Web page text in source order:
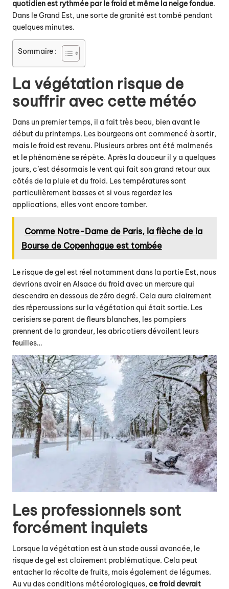
quotidien est rythmée par le froid et même la neige fondue.
Dans le Grand Est, une sorte de granité est tombé pendant
quelques minutes.
Sommaire :
La végétation risque de
souffrir avec cette météo
Dans un premier temps, il a fait très beau, bien avant le
début du printemps. Les bourgeons ont commencé à sortir,
mais le froid est revenu. Plusieurs arbres ont été malmenés
et le phénomène se répète. Après la douceur il y a quelques
jours, c’est désormais le vent qui fait son grand retour aux
côtés de la pluie et du froid. Les températures sont
particulièrement basses et si vous regardez les
applications, elles vont encore tomber.
Comme Notre-Dame de Paris, la flèche de la
Bourse de Copenhague est tombée
Le risque de gel est réel notamment dans la partie Est, nous
devrions avoir en Alsace du froid avec un mercure qui
descendra en dessous de zéro degré. Cela aura clairement
des répercussions sur la végétation qui était sortie. Les
cerisiers se parent de fleurs blanches, les pompiers
prennent de la grandeur, les abricotiers dévoilent leurs
feuilles…
Les professionnels sont
forcément inquiets
Lorsque la végétation est à un stade aussi avancée, le
risque de gel est clairement problématique. Cela peut
entacher la récolte de fruits, mais également de légumes.
Au vu des conditions météorologiques,ce froid devrait